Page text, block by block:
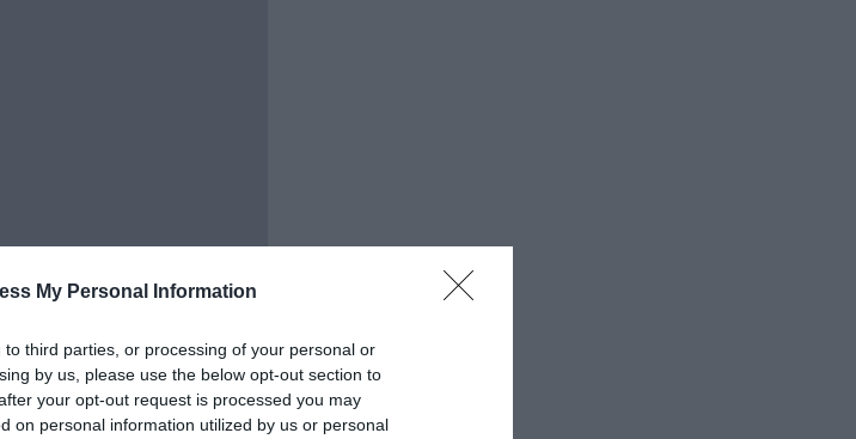
My Personal Information
third parties, or processing of your personal or
by us, please use the below opt-out section to
your opt-out request is processed you may
on personal information utilized by us or personal